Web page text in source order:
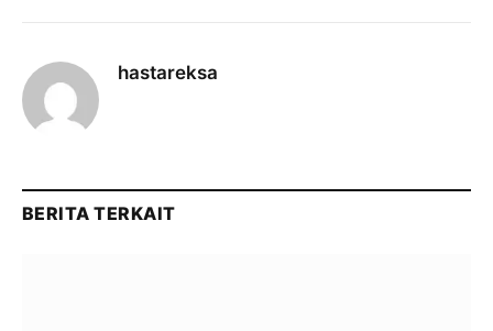
hastareksa
BERITA TERKAIT